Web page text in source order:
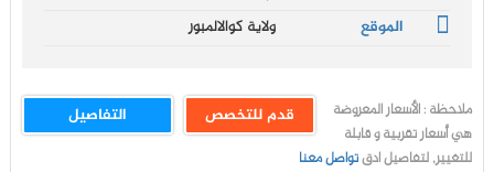
الموقع
ولاية كوالالمبور
التفاصيل قدم للتخصص
ملاحظة : الأسعار المعروضة
هي أسعار تقربية و قابلة
للتغيير, لتفاصيل ادقتواصل معنا